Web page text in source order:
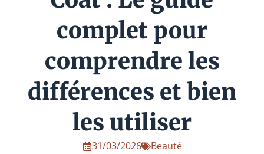
complet pour
comprendre les
différences et bien
les utiliser
31/03/2026 Beauté